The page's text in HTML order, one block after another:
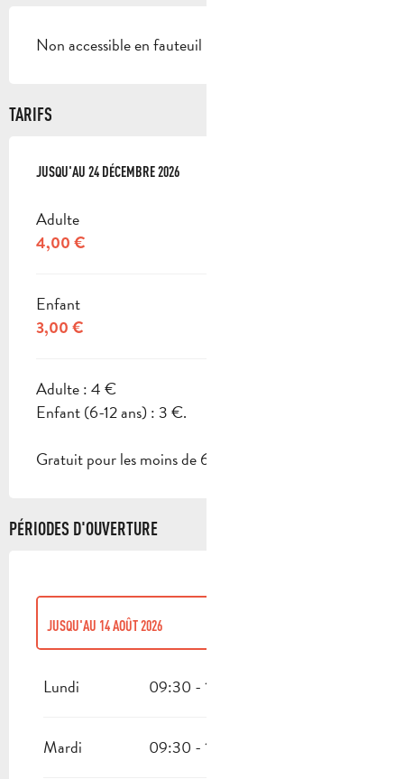
Non accessible en fauteuil roulant
TARIFS
DU1 JANVIER 2026AU24 DÉCEMBRE 2026
JUSQU'AU 24 DÉCEMBRE 2026
Adulte
4,00 €
Enfant
3,00 €
Adulte : 4 €
Enfant (6-12 ans) : 3 €.
Gratuit pour les moins de 6 ans.
PÉRIODES D'OUVERTURE
6 FÉVRIER 2026 AU31 MARS 2026
JUSQU'AU 14 AOÛT 2026
Lundi 09:30 - 17:00
Mardi 09:30 - 17:00